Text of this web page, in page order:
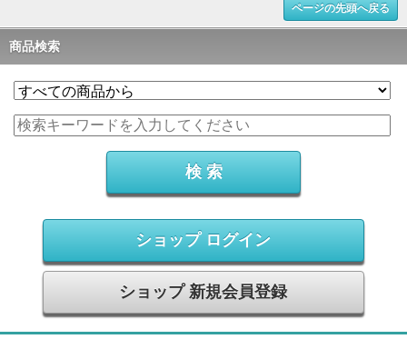
ページの先頭へ戻る
商品検索
ショップ ログイン
ショップ 新規会員登録